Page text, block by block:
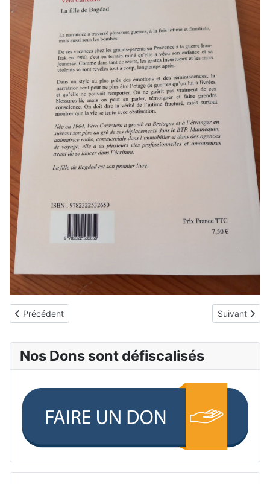
Article précédent : Chason écrite par Matthieu pour l'asso:
Précédent Article
Suivant
Nos Dons sont défiscalisés